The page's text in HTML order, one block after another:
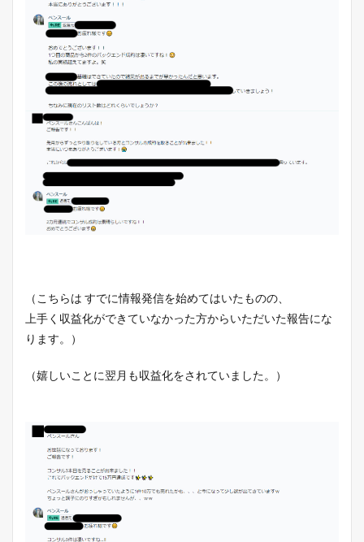
（こちらは すでに情報発信を始めてはいたものの、
上手く収益化ができていなかった方からいただいた報告にな
ります。）
（嬉しいことに翌月も収益化をされていました。）